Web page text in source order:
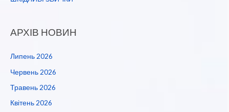
АРХІВ НОВИН
Липень 2026
Червень 2026
Травень 2026
Квітень 2026